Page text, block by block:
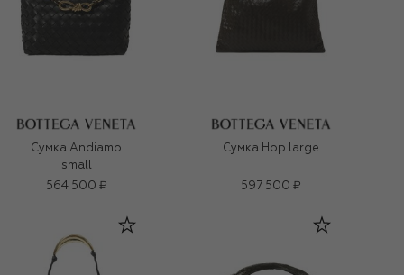
Сумка Andiamo
small
564 500 ₽
Сумка Hop large
597 500 ₽